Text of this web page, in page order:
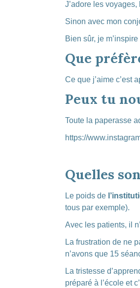
J’adore les
Sinon avec mon
Bien sûr, je
Que
Ce que j’aime c’est
Peux tu
Toute la paperasse
https://
Quelles
Le poids de
tous par exemple).
Avec les patients, il
La frustration de ne
n’avons que 15
La tristesse
préparé à l’école et